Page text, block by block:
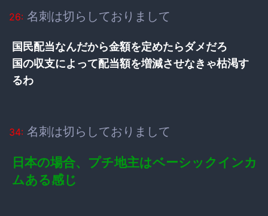
26: 名刺は切らしておりまして
国民配当なんだから金額を定めたらダメだろ
国の収支によって配当額を増減させなきゃ枯渇す
るわ
34: 名刺は切らしておりまして
日本の場合、プチ地主はベーシックインカ
ムある感じ